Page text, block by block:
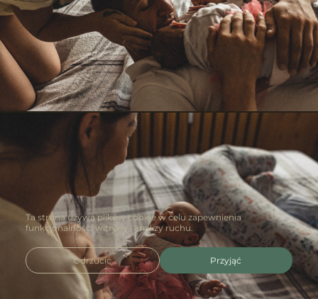
Ta strona używa plików cookie w celu zapewnienia
funkcjonalności witryny i analizy ruchu.
Odrzucić Przyjąć